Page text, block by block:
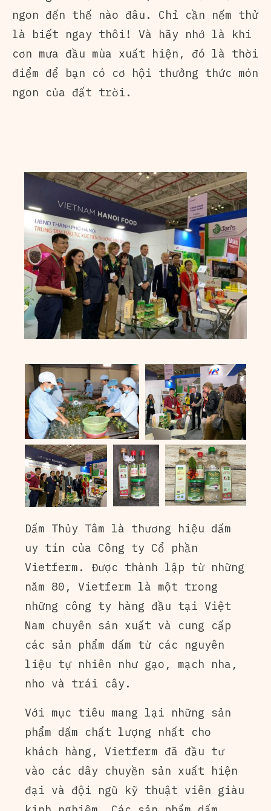
ngon đến thế nào đâu. Chỉ cần nếm thử
là biết ngay thôi! Và hãy nhớ là khi
cơn mưa đầu mùa xuất hiện, đó là thời
điểm để bạn có cơ hội thưởng thức món
ngon của đất trời.
Dấm Thủy Tâm là thương hiệu dấm
uy tín của Công ty Cổ phần
Vietferm. Được thành lập từ những
năm 80, Vietferm là một trong
những công ty hàng đầu tại Việt
Nam chuyên sản xuất và cung cấp
các sản phẩm dấm từ các nguyên
liệu tự nhiên như gạo, mạch nha,
nho và trái cây.
Với mục tiêu mang lại những sản
phẩm dấm chất lượng nhất cho
khách hàng, Vietferm đã đầu tư
vào các dây chuyền sản xuất hiện
đại và đội ngũ kỹ thuật viên giàu